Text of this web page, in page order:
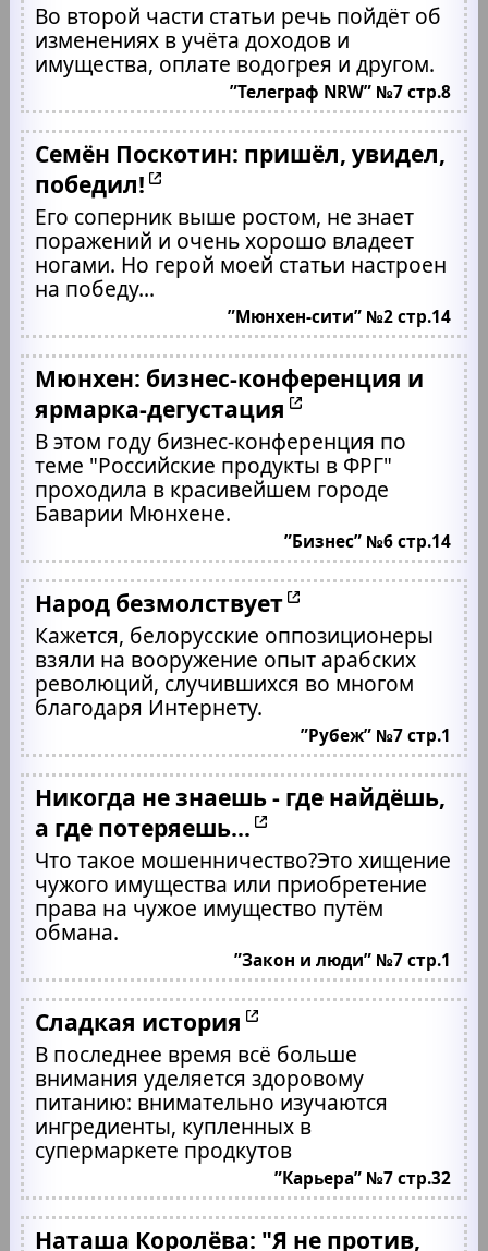
Во второй части статьи речь пойдёт об
изменениях в учёта доходов и
имущества, оплате водогрея и другом.
”Телеграф NRW” №7 стр.8
Семён Поскотин: пришёл, увидел,
победил!
Его соперник выше ростом, не знает
поражений и очень хорошо владеет
ногами. Но герой моей статьи настроен
на победу...
”Мюнхен-сити” №2 стр.14
Мюнхен: бизнес-конференция и
ярмарка-дегустация
В этом году бизнес-конференция по
теме "Российские продукты в ФРГ"
проходила в красивейшем городе
Баварии Мюнхене.
”Бизнес” №6 стр.14
Народ безмолствует
Кажется, белорусские оппозиционеры
взяли на вооружение опыт арабских
революций, случившихся во многом
благодаря Интернету.
”Рубеж” №7 стр.1
Никогда не знаешь - где найдёшь,
а где потеряешь...
Что такое мошенничество?Это хищение
чужого имущества или приобретение
права на чужое имущество путём
обмана.
”Закон и люди” №7 стр.1
Сладкая история
В последнее время всё больше
внимания уделяется здоровому
питанию: внимательно изучаются
ингредиенты, купленных в
супермаркете продкутов
”Карьера” №7 стр.32
Наташа Королёва: "Я не против,